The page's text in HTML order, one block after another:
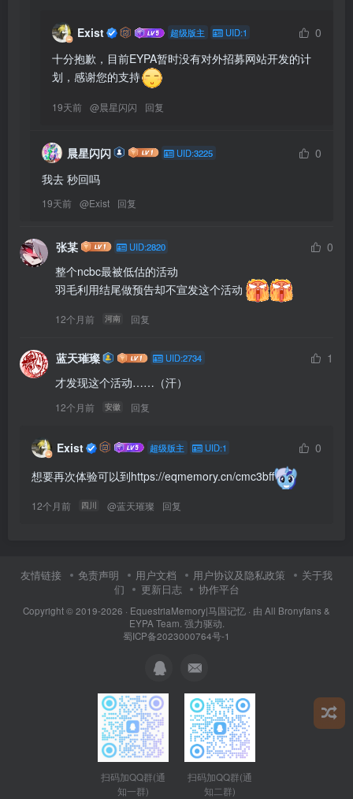
Exist 超级版主 UID:1
0
十分抱歉，目前EYPA暂时没有对外招募网站开发的计
划，感谢您的支持
19天前 @晨星闪闪 回复
晨星闪闪 UID:3225
0
我去 秒回吗
19天前 @Exist 回复
张某 UID:2820
0
整个ncbc最被低估的活动
羽毛利用结尾做预告却不宣发这个活动
12个月前 河南 回复
蓝天璀璨 UID:2734
1
才发现这个活动……（汗）
12个月前 安徽 回复
Exist 超级版主 UID:1
0
想要再次体验可以到https://eqmemory.cn/cmc3bff
12个月前 四川 @蓝天璀璨 回复
友情链接 免责声明 用户文档 用户协议及隐私政策
关于我
们
更新日志 协作平台
Copyright © 2019-2026 · EquestriaMemory|马国记忆 · 由 All Bronyfans &
EYPA Team. 强力驱动.
蜀ICP备2023000764号-1
扫码加QQ群(通
知一群)
扫码加QQ群(通
知二群)